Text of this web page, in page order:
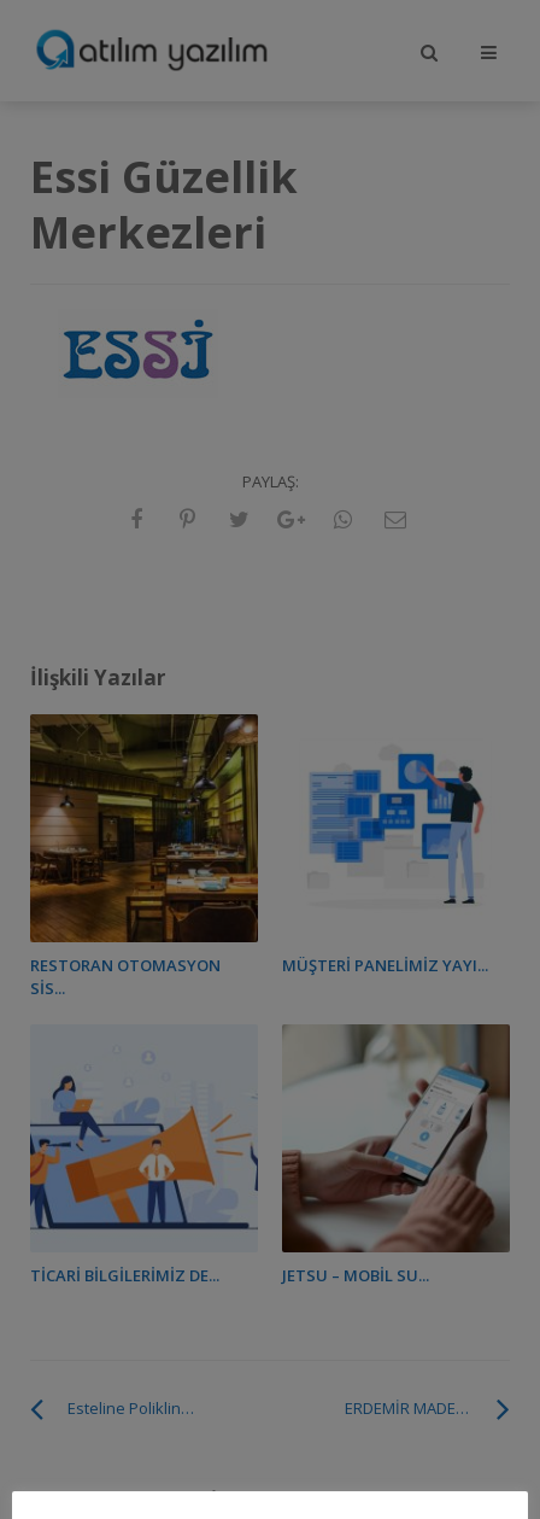
Essi Güzellik
Merkezleri
PAYLAŞ:
İlişkili Yazılar
RESTORAN OTOMASYON
SIS...
MÜŞTERI PANELIMIZ YAYI...
TICARI BILGILERIMIZ DE... JETSU – MOBIL SU...
ERDEMİR MADENCİLİK SAN VE TİC AŞ
Esteline Polikliniği